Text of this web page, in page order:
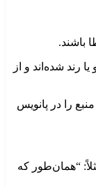
باشند.
رند شده‌اند و از
را در پانویس
“همان‌طور که